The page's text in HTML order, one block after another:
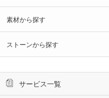
素材から探す
ストーンから探す
サービス一覧